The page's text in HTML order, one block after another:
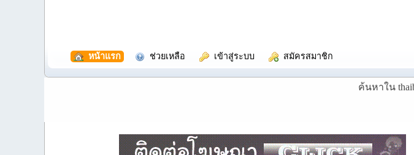
หน้าแรก ช่วยเหลือ เข้าสู่ระบบ สมัครสมาชิก
ค้นหาใน